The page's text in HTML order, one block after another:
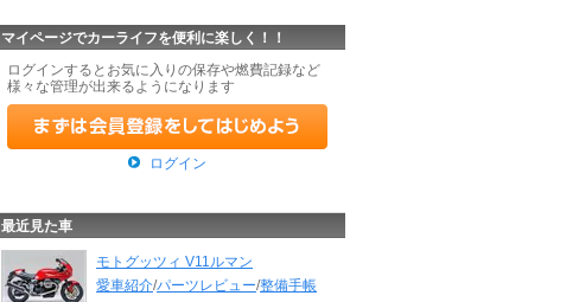
マイページでカーライフを便利に楽しく！！
ログインするとお気に入りの保存や燃費記録など
様々な管理が出来るようになります
ログイン
最近見た車
モトグッツィ V11ルマン
愛車紹介/パーツレビュー/整備手帳